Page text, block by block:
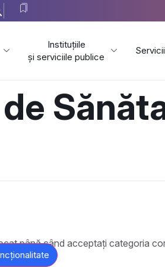
Instituțiile
și serviciile publice